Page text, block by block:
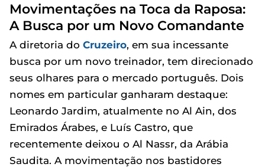
Movimentações na Toca da Raposa:
A Busca por um Novo Comandante
A diretoria do Cruzeiro, em sua incessante
busca por um novo treinador, tem direcionado
seus olhares para o mercado português. Dois
nomes em particular ganharam destaque:
Leonardo Jardim, atualmente no Al Ain, dos
Emirados Árabes, e Luís Castro, que
recentemente deixou o Al Nassr, da Arábia
Saudita. A movimentação nos bastidores